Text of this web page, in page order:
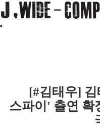
[#김태우]
스파이' 출연 확